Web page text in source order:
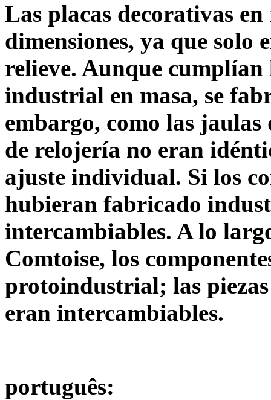
Las placas decorativas
dimensiones, ya que solo
relieve. Aunque
industrial en masa, se
embargo, como las jaulas
de relojería no eran
ajuste individual. Si los
hubieran fabricado
intercambiables. A lo
Comtoise, los
protoindustrial; las
eran intercambiables.
português: